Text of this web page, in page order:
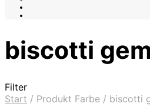
biscotti
Filter
Start / Produkt Farbe / biscotti